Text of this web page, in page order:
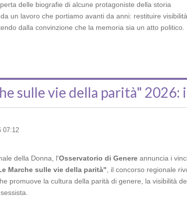
delle biografie di alcune protagoniste della storia
un lavoro che portiamo avanti da anni: restituire
dalla convinzione che la memoria sia un atto politico.
sulle vie della parità"
07:12
della Donna, l'Osservatorio di Genere annuncia i
Marche sulle vie della parità" , il concorso regionale
promuove la cultura della parità di genere, la visibilità